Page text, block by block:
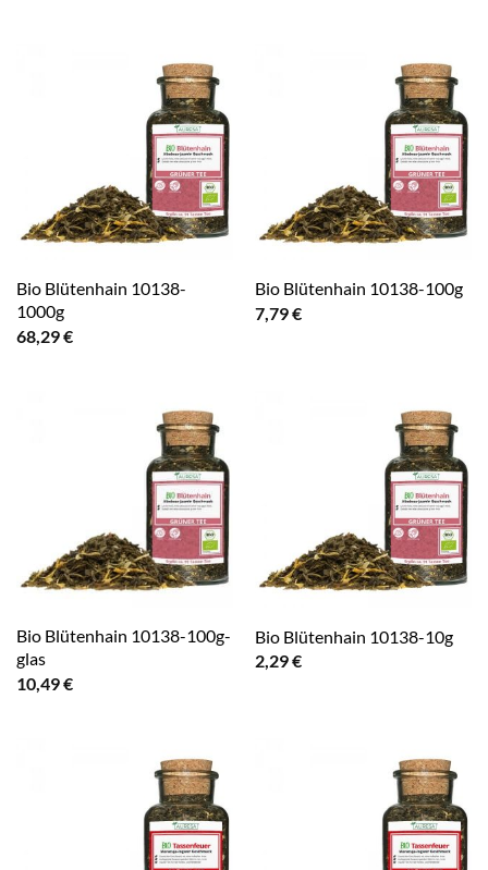
Bio Blütenhain 10138-
1000g
68,29€
Bio Blütenhain 10138-100g
7,79€
Bio Blütenhain 10138-100g-
glas
10,49€
Bio Blütenhain 10138-10g
2,29€